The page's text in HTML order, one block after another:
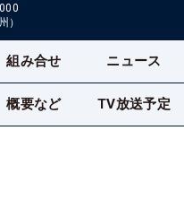
）
組み合せ ニュース
概要など TV放送予定